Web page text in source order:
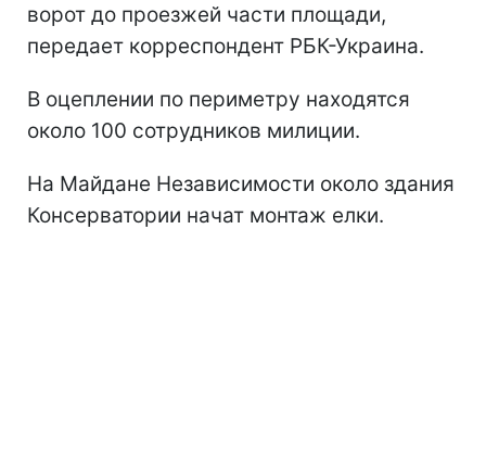
ворот до проезжей части площади,
передает корреспондент РБК-Украина.
В оцеплении по периметру находятся
около 100 сотрудников милиции.
На Майдане Независимости около здания
Консерватории начат монтаж елки.